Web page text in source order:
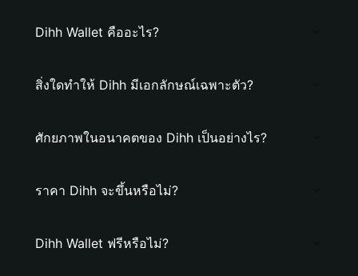
Dihh Wallet คืออะไร?
สิ่งใดทำให้ Dihh มีเอกลักษณ์เฉพาะตัว?
ศักยภาพในอนาคตของ Dihh เป็นอย่างไร?
ราคา Dihh จะขึ้นหรือไม่?
Dihh Wallet ฟรีหรือไม่?